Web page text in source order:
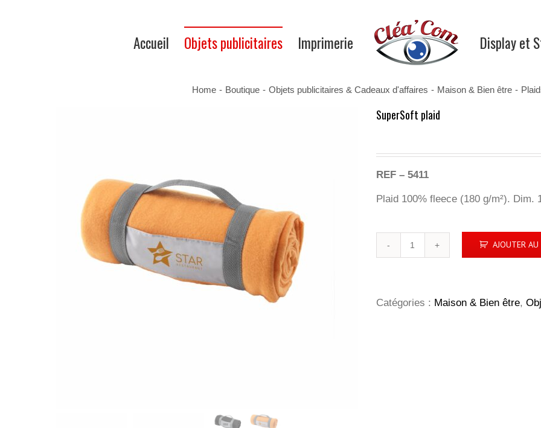
Accueil Objets publicitaires Imprimerie Display et
Home - Boutique - Objets publicitaires & Cadeaux d'affaires - Maison & Bien être -
SuperSoft plaid
REF – 5411
Plaid 100% fleece (180 g/m²). Dim.
de
AJOUTER
Catégories : Maison & Bien être,